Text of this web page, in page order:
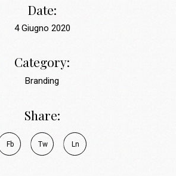
Date:
4 Giugno 2020
Category:
Branding
Share:
Fb Tw Ln